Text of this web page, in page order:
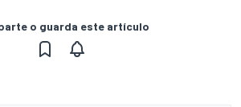
o guarda este artículo